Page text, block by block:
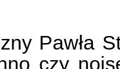
Pawła
czy